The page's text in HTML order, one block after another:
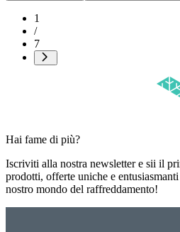
1
/
7
Hai fame di più?
Iscriviti alla nostra newsletter e sii il
prodotti, offerte uniche e
nostro mondo del raffreddamento!